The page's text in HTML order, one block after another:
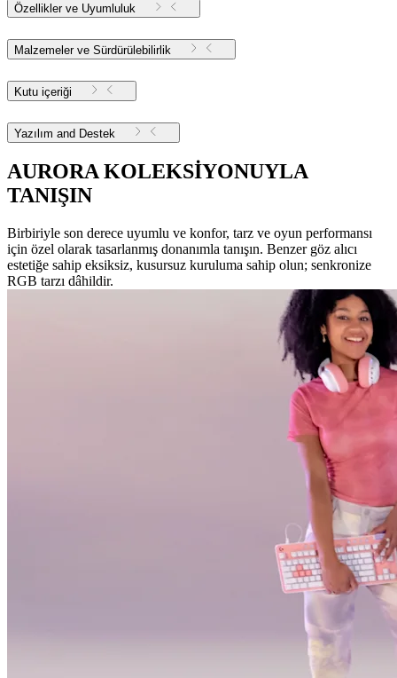
Özellikler ve Uyumluluk
Malzemeler ve Sürdürülebilirlik
Kutu içeriği
Yazılım and Destek
AURORA KOLEKSİYONUYLA
TANIŞIN
Birbiriyle son derece uyumlu ve konfor, tarz ve oyun performansı
için özel olarak tasarlanmış donanımla tanışın. Benzer göz alıcı
estetiğe sahip eksiksiz, kusursuz kuruluma sahip olun; senkronize
RGB tarzı dâhildir.